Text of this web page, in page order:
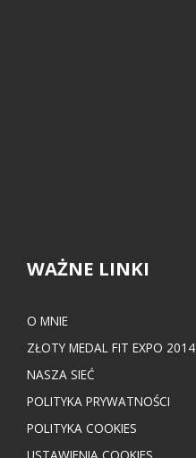
WAŻNE LINKI
O MNIE
ZŁOTY MEDAL FIT EXPO 2014
NASZA SIEĆ
POLITYKA PRYWATNOŚCI
POLITYKA COOKIES